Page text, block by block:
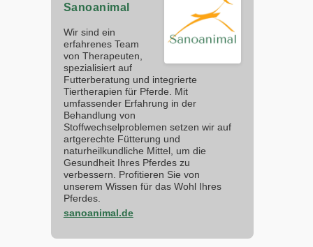
Sanoanimal
Wir sind ein
erfahrenes Team
von Therapeuten,
spezialisiert auf
Futterberatung und integrierte
Tiertherapien für Pferde. Mit
umfassender Erfahrung in der
Behandlung von
Stoffwechselproblemen setzen wir auf
artgerechte Fütterung und
naturheilkundliche Mittel, um die
Gesundheit Ihres Pferdes zu
verbessern. Profitieren Sie von
unserem Wissen für das Wohl Ihres
Pferdes.
sanoanimal.de